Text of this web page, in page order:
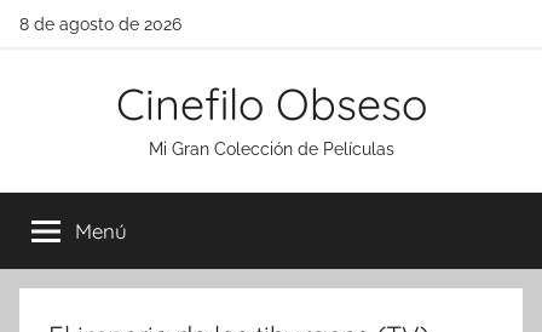
Saltar
8 de agosto de 2026
Cinefilo Obseso
Mi Gran Colección de Películas
Menú